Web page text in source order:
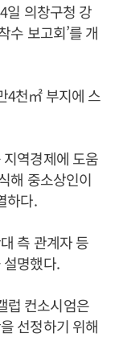
일 의창구청 강
수 보고회’를 개
4천㎡ 부지에 스
역경제에 도움
해 중소상인이
하다.
측 관계자 등
명했다.
럽 컨소시엄은
선정하기 위해